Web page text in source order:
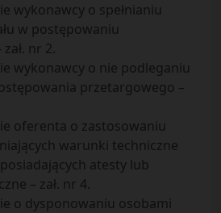
wykonawcy o spełnianiu
w postępowaniu
nr 2.
wykonawcy o nie podleganiu
przetargowego –
oferenta o zastosowaniu
warunki techniczne
atesty lub
– zał. nr 4.
o dysponowaniu osobami